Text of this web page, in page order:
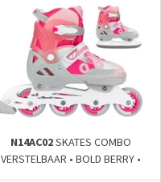
N14AC02SKATES COMBO
VERSTELBAAR • BOLD BERRY •